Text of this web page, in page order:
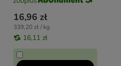
16,96 zł
339,20 zł / kg
16,11 zł